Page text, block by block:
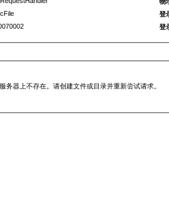
登
登
务器上不存在。请创建文件或目录并重新尝试请求。